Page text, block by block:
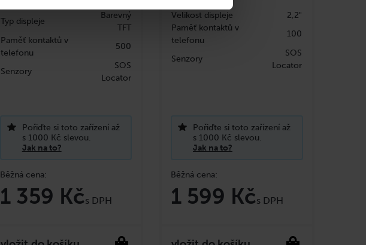
1 359 Kč
Typ displeje
Barevný
TFT
Paměť kontaktů v
telefonu
500
Senzory
SOS
Locator
Pořiďte si toto zařízení až
s 1000 Kč slevou.
Jak na to?
1 599 Kč
Velikost displeje
2,2"
Paměť kontaktů v
telefonu
100
Senzory
SOS
Locator
Pořiďte si toto zařízení až
s 1000 Kč slevou.
Jak na to?